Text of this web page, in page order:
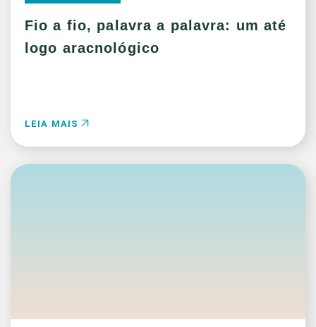
Fio a fio, palavra a palavra: um até
logo aracnológico
LEIA MAIS